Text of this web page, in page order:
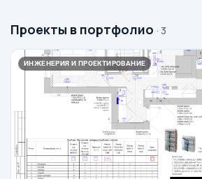
Проекты в портфолио · 3
ИНЖЕНЕРИЯ И ПРОЕКТИРОВАНИЕ